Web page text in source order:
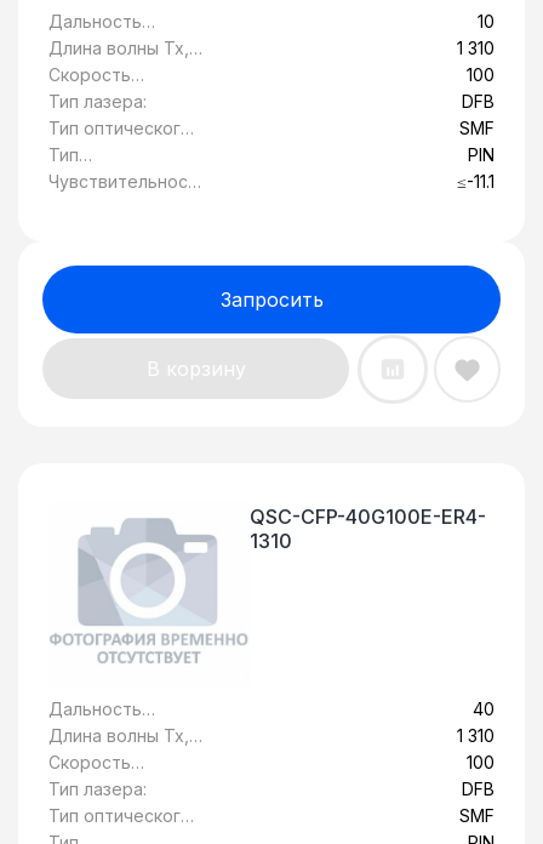
Дальность
передачи, км:
10
Длина волны Tx,
нм:
1 310
Скорость
передачи
данных, Гбит/c:
100
Тип лазера:
DFB
Тип оптического
волокна:
SMF
Тип
фотоприемника:
PIN
Чувствительност
≤-11.1
Запросить
В корзину
QSC-CFP-40G100E-ER4-
1310
Дальность
передачи, км:
40
Длина волны Tx,
нм:
1 310
Скорость
передачи
данных, Гбит/c:
100
Тип лазера:
DFB
Тип оптического
волокна:
SMF